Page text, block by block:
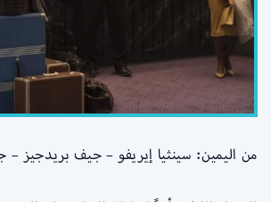
من اليمين: سينثيا إيريفو – جيف بريدجيز